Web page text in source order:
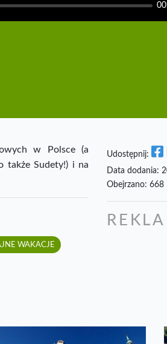
w Polsce (a
także Sudety!) i na
WAKACJE
Udostępnij:
Data dodania:
Obejrzano: 668